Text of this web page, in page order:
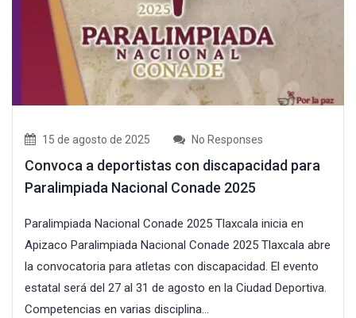
15 de agosto de 2025 No Responses
Convoca a deportistas con discapacidad para
Paralimpiada Nacional Conade 2025
Paralimpiada Nacional Conade 2025 Tlaxcala inicia en
Apizaco Paralimpiada Nacional Conade 2025 Tlaxcala abre
la convocatoria para atletas con discapacidad. El evento
estatal será del 27 al 31 de agosto en la Ciudad Deportiva.
Competencias en varias disciplina...